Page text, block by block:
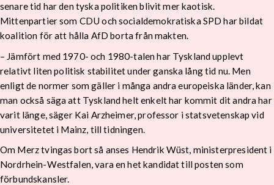
senare tid har den tyska politiken blivit mer kaotisk.
Mittenpartier som CDU och socialdemokratiska SPD har bildat
koalition för att hålla AfD borta från makten.
– Jämfört med 1970- och 1980-talen har Tyskland upplevt
relativt liten politisk stabilitet under ganska lång tid nu. Men
enligt de normer som gäller i många andra europeiska länder, kan
man också säga att Tyskland helt enkelt har kommit dit andra har
varit länge, säger Kai Arzheimer, professor i statsvetenskap vid
universitetet i Mainz, till tidningen.
Om Merz tvingas bort så anses Hendrik Wüst, ministerpresident i
Nordrhein-Westfalen, vara en het kandidat till posten som
förbundskansler.